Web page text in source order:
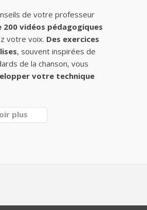
de votre professeur
200 vidéos pédagogiques
votre voix. Des exercices
, souvent inspirées de
de la chanson, vous
votre technique
plus